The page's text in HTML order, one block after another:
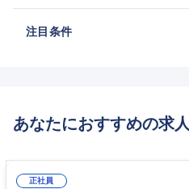
注目条件
あなたにおすすめの求人
正社員